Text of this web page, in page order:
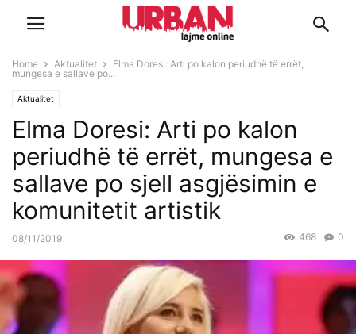
Home Aktualitet
Elma Doresi: Arti po kalon periudhë të errët,
mungesa e sallave po...
Aktualitet
Elma Doresi: Arti po kalon
periudhë të errët, mungesa e
sallave po sjell asgjësimin e
komunitetit artistik
08/11/2019 0
468